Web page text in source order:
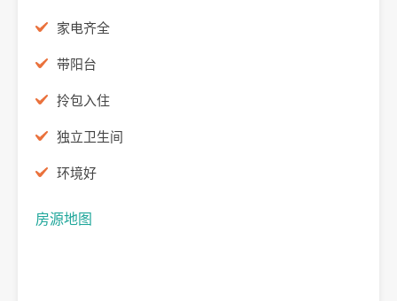
家电齐全
带阳台
拎包入住
独立卫生间
环境好
房源地图